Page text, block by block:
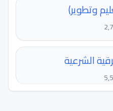
وتطوير)
الشرعية